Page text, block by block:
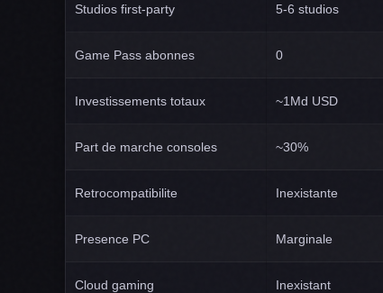
Studios first-party 5-6 studios
Game Pass abonnes 0
Investissements totaux ~1Md USD
Part de marche consoles ~30%
Retrocompatibilite Inexistante
Presence PC Marginale
Cloud gaming Inexistant